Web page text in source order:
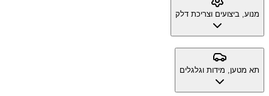
מנוע, ביצועים וצריכת דלק
תא מטען, מידות וגלגלים